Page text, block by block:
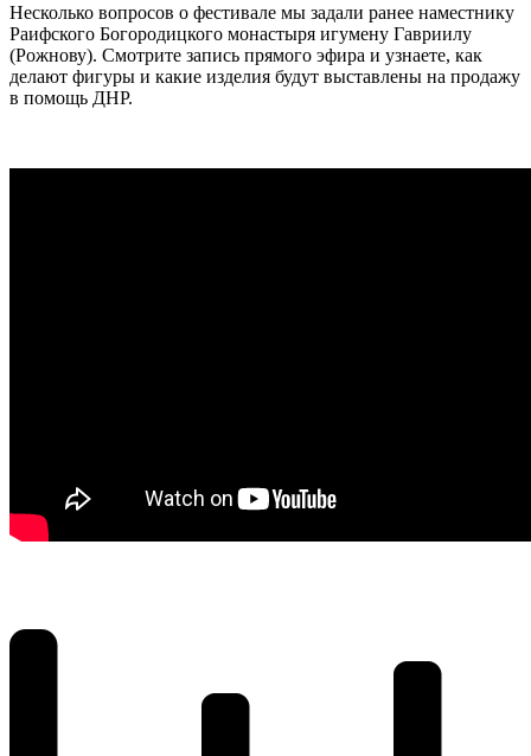
Несколько вопросов о фестивале мы задали ранее наместнику
Раифского Богородицкого монастыря игумену Гавриилу
(Рожнову). Смотрите запись прямого эфира и узнаете, как
делают фигуры и какие изделия будут выставлены на продажу
в помощь ДНР.